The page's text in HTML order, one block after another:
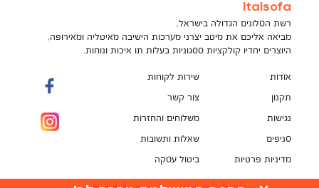
Italsofa
רשת הסלונים הגדולה בישראל,
מביאה אליכם את מיטב יצרני מערכות הישיבה מאיטליה ומאירופה,
היוצרים יחדיו קולקציות ססגוניות בעלות תו איכות ונוחות.
אודות
תקנון
נגישות
סניפים
מדיניות פרטיות
שירות לקוחות
צור קשר
משלוחים והחזרות
שאלות ותשובות
ביטול עסקה
תקנון מועדון לקוחות